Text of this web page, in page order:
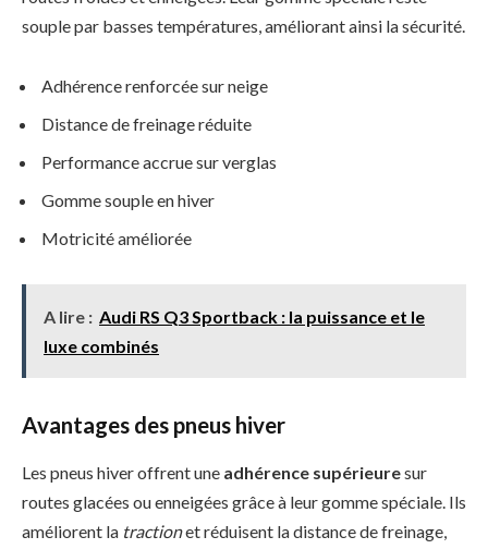
souple par basses températures, améliorant ainsi la sécurité.
Adhérence renforcée sur neige
Distance de freinage réduite
Performance accrue sur verglas
Gomme souple en hiver
Motricité améliorée
A lire : Audi RS Q3 Sportback : la puissance et le
luxe combinés
Avantages des pneus hiver
Les pneus hiver offrent une adhérence supérieuresur
routes glacées ou enneigées grâce à leur gomme spéciale. Ils
améliorent la tractionet réduisent la distance de freinage,